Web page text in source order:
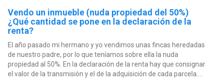
Vendo un inmueble (nuda propiedad del 50%)
¿Qué cantidad se pone en la declaración de la
renta?
El año pasado mi hermano y yo vendimos unas fincas heredadas
de nuestro padre, por lo que teníamos sobre ella la nuda
propiedad al 50%. En la declaración de la renta hay que consignar
el valor de la transmisión y el de la adquisición de cada parcela....